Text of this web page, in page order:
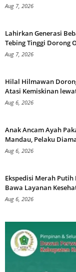
Aug 7, 2026
Lahirkan Generasi
Tebing Tinggi Dorong
Aug 7, 2026
Hilal Hilmawan
Atasi Kemiskinan
Aug 6, 2026
Anak Ancam Ayah
Mandau, Pelaku
Aug 6, 2026
Ekspedisi Merah
Bawa Layanan
Aug 6, 2026